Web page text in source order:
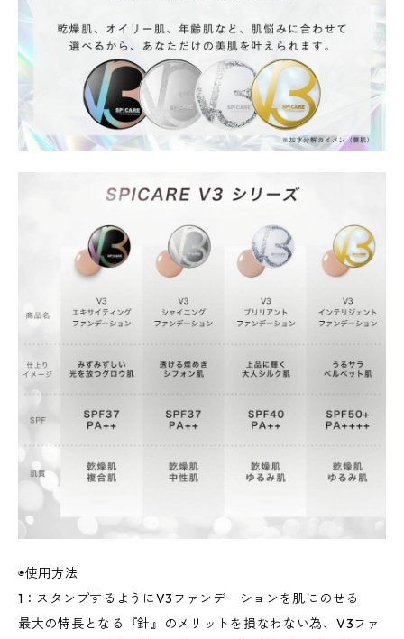
◉使用方法
1：スタンプするようにV3ファンデーションを肌にのせる
最大の特長となる『針』のメリットを損なわない為、V3ファ